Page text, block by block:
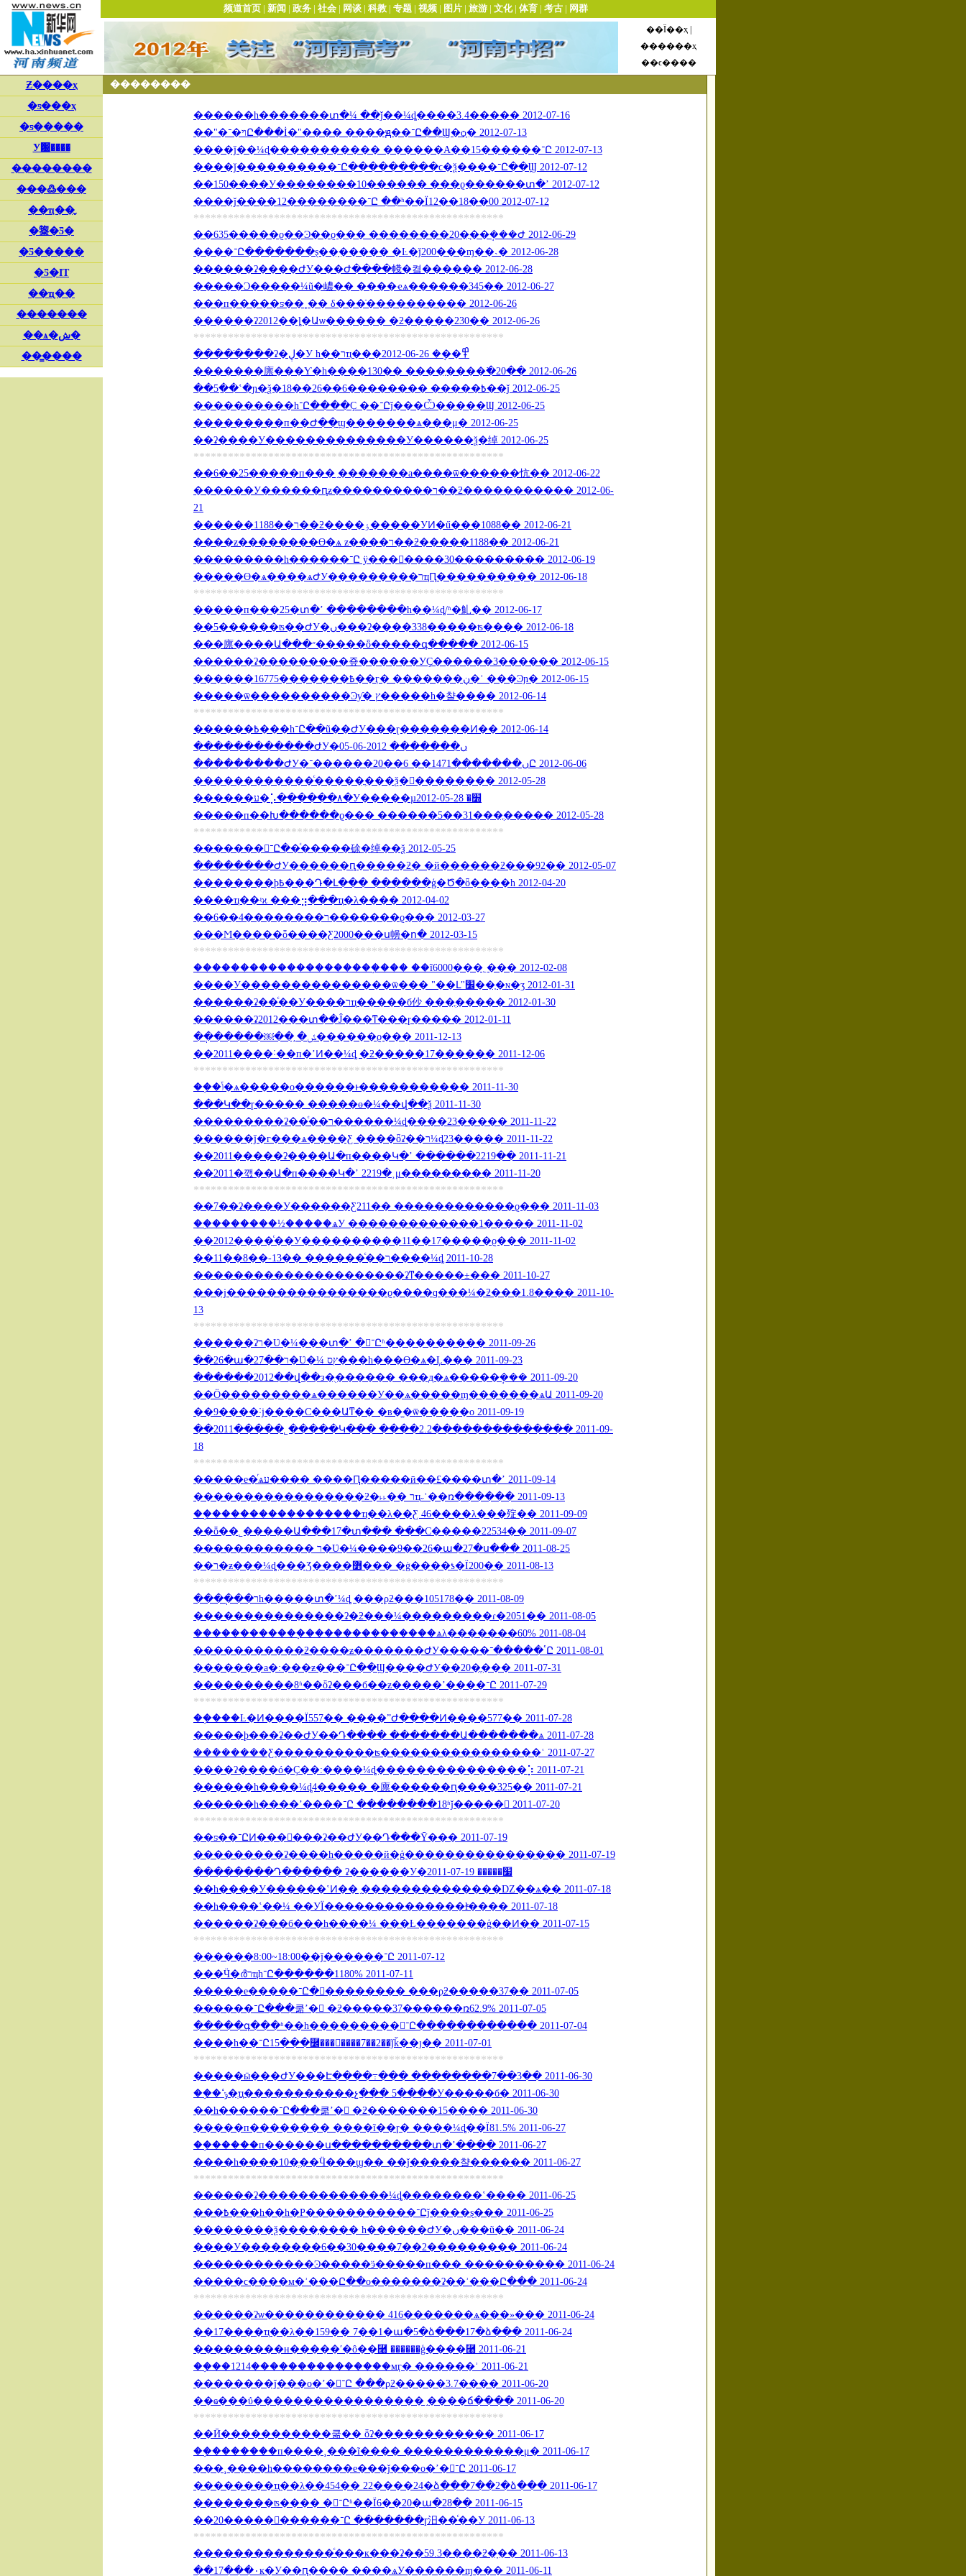
��������
������һ�������տ�¼ ��ǰ��¼ȡ����3.4����� 2012-07-16
��"�ױ�־Ը���İ�"���� ����ԭ��־Ը��Ϣ�ѻָ� 2012-07-13
����ǰ��¼ȡ����������� ������A��15������־Ը 2012-07-13
����ǰ����������־Ը���������ϲ�ѯ����־Ը��Ϣ 2012-07-12
��150����У��������10������ ���ϱ������տ�ʼ 2012-07-12
����ǰ����12��������־Ը ��ֹʱ��Ϊ12��18��00 2012-07-12
******************************************************
��635�����ϱ��Ͽ��ϱ��� ��������20�ֲ��ܱ���Ժ 2012-06-29
����־Ը�������ȿ��ָ����� �Ŀ�ǰ200���ɱ��˴� 2012-06-28
������ʡ����ԺУ���Ժ����帴�켴������ 2012-06-28
�����Ͻ�����¼ũ�嶩�� ����ҽѧ������345�� 2012-06-27
���п�����ƽ��˳�� δ���ֿ���������� 2012-06-26
������ʡ2012��ȴ�Աѡ������ �ƻ�����230�� 2012-06-26
******************************************************
�����ֺ���ʡ�ڸ�У һ��רҵ���߾��ܱ� 2012-06-26
�������廪���Ƴ�һ����130�� ����֣����߳�20�� 2012-06-26
��5�ַ�ʽ�ɲ�ѯ�߿����� ��������6��26��18��ǰ 2012-06-25
����������һ־Ը����Ҫ ��־Ըǰ���Ѽ�����Ϣ 2012-06-25
���������п��Ժ��ϣ�������ѧ���μ� 2012-06-25
��ʡ����У��������������У������ѯ�绰 2012-06-25
******************************************************
��6��25�����п��� ֣�������а����ѿ������忼�� 2012-06-22
������У������ԥƶ����������ר��ƻ����������� 2012-06-
21
������1188��ר��ƻ����ٶ�����УͶ�ű���1088�� 2012-06-21
����ƶ��������ϴ�ѧ ƶ����ר��ƻ�����1188�� 2012-06-21
���������һ������־Ը ÿ�������30��������� 2012-06-19
�����ϴ�ѧ����ѧԺУ���������רҵԤ���������� 2012-06-18
******************************************************
�����п���25�տ�ʼ ��������һ��¼ȡ/ʱ�䰲�� 2012-06-17
��5������ʦ��ԺУ�ں���ʡ����338�����ʦ���� 2012-06-18
���廪����Ա���״�����ȫ�����գ����� 2012-06-15
������ʡ���������죺������УҪ������3������ 2012-06-15
������16775�������߿��ӷ� �������ڹ�ʾ ���Ͽɲ� 2012-06-15
�����ѿ����������Ͽƴ� ץ�����һ�챨���� 2012-06-14
******************************************************
������߿���һ־Ը��ũ��ԺУ���ɽ�������Ͷ�� 2012-06-14
������������ԺУ�ں������� 2012-06-05
���������ԺУ�ں�������1471�� 6��20������־Ը 2012-06-06
������������ͨ�����ֳ���ѯ��������� 2012-05-28
������ע�⡡������۸�У�����µ׽�ֹ 2012-05-28
�����п��Խ������ϱ��� ������5��31���ֳ����� 2012-05-28
******************************************************
�������־Ը��ͨ�����硢�绰��ѯ 2012-05-25
��������ԺУ������ԥ�����ƻ� �й������ƻ���92�� 2012-05-07
��������ϸ߿���Դ�Լ��� ������ģ�Ծ�ȫ����һ 2012-04-20
����ҵ��ʵϰ ���⣲���ҵ�λ���� 2012-04-02
��ר��������4��6�������ϱ��� 2012-03-27
���Ϻ�����ȫ����Ƹ2000���ս㡢�ո� 2012-03-15
******************************************************
��������������������֣��� ��ĩ6000���˿��� 2012-02-08
����У���������������ѿ��� "��Լ"׼��֤�ɴ�ӡ 2012-01-31
������ʡ��ͨ��У����רҵ�����б仯 ���ֳ����� 2012-01-30
������ʡ2012���տ��Ĵ���ͳ���ɼ����� 2012-01-11
��ְ�����￼�� ֣�ݽ������ϱ��� 2011-12-13
��2011����˸��п�ʼͶ��¼ȡ �ƻ�����17������ 2011-12-06
******************************************************
��֣�ݴ�ѧ�����о������ͱ����������� 2011-11-30
���Կ��ɼ����� �����ɵ�¼��վ��ѯ 2011-11-30
���������ʡ��ͨ��ר������¼ȡ����23����� 2011-11-22
������ǰ�г���ѧ����Ƹ ����ȫʡ��ר¼ȡ23����� 2011-11-22
��2011�����ʡ����Ա�п����Կ�ʼ ������2219�� 2011-11-21
��2011�깫��Ա�п����Կ�ʼ 2219�˲μ��������� 2011-11-20
******************************************************
��7��ʡ����У������Ƹ211�� ������������ϱ��� 2011-11-03
��֣�������½�����ѧУ �������������1����� 2011-11-02
��2012����ͨ��У����������11��17�����ϱ��� 2011-11-02
��11��8��-13�� ������ͨ��ר����¼ȡ 2011-10-28
���������������������ʡͳ�����±��� 2011-10-27
���ϳ����������������ϱ����ɡ���¼�ƻ���1.8���� 2011-10-
13
******************************************************
������ʡר�Ʋ�¼���տ�ʼ �־Ըʱ���������� 2011-09-26
��26�ա�27��ר�Ʋ�¼ ץס���һ���ϴ�ѧ�Ļ��� 2011-09-23
������2012��վ��з�ֻ������ ���д�ѧ�����ܱ��� 2011-09-20
��Ӧ���������ѧ������У��ѧ�����ɱ�������ѧԱ 2011-09-20
��9����˸ϳ����Ϲ���Աͳ�� �в�̫�ѿ�����ο 2011-09-19
��2011�����˾�����Կ��� ����2.2�������������� 2011-09-
18
******************************************************
�����е�ͬѧע���� ����Ԥ�����ӣ��£����տ�ʼ 2011-09-14
�����������������ƻ�˫˫�� רҵ˶ʿ��ռ������ 2011-09-13
��֣����������������ҵ��λ��Ƹ 46����λ���㱨�� 2011-09-09
��ȫ��˾�����Ա���17�տ��� ���Ϲ�����22534�� 2011-09-07
������������ ר�Ʋ�¼����9��26�ա�27�ս��� 2011-08-25
��ר�ƶ���¼ȡ���Ʒ����߻��� �ġ����ƾ�Ϊ200�� 2011-08-13
******************************************************
����ְ��רһ�����տ�ʼ¼ȡ ���ϼƻ���105178�� 2011-08-09
���������������ʡ�ƻ���¼���������ɾ�2051�� 2011-08-05
������������֣��������������ѧλ�������60% 2011-08-04
�����������ƻ����ƶ�������ԺУ�����ٴ�����־Ը 2011-08-01
�������а�:���ƶ���־Ը��Ϣ����ԺУ��20�ֱ��� 2011-07-31
����������8ʱ��ȫʡ���б��ƶ�����ʼ����־Ը 2011-07-29
******************************************************
��֣���Ŀ�Ͷ����Ϊ557�� ����ˮԺ����Ͷ����577�� 2011-07-28
�����ϸ���ʡ��ԺУ��Դ���� �������Ա�������ѧ 2011-07-28
���ܳ�����Ƹ����������ʦ����������������ʿ 2011-07-27
����ʡ����ó�Ҫ��:����¼ȡ���������������⡱ 2011-07-21
������һ����¼ȡ4����� �廪������ԥ����325�� 2011-07-21
������һ����ʼ����־Ը ��������18ʱǰ����� 2011-07-20
******************************************************
��ƽ��־ԸͶ���󡡺���ʡ��ԺУ��Դ���Ȳ��� 2011-07-19
���������ʡ����һ�����й�ģ���������������� 2011-07-19
��������Դ������ ʡ������У�׷����� 2011-07-19
��һ����У������ʽͶ�� ֣��������������Ǳ��ѧ�� 2011-07-18
��һ����ʽ��¼ ��УΪ��������������ɫͨ���� 2011-07-18
������ʡ���б���һ����¼ ���Ƚ�������ģ��Ͷ�� 2011-07-15
******************************************************
������8:00~18:00��ǰ������־Ը 2011-07-12
���Ӵ�ർרҵһ־Ը������1180% 2011-07-11
�����е�����־Ը��������� ���ϼƻ�����37�� 2011-07-05
������־Ը���쿪ʼ� �ƻ�����37������ռ62.9% 2011-07-05
�����գ���ʱ��һ���������־Ը������������ 2011-07-04
����һ��־Ը15���࿼�������7��2��ǰǩ��ȷ�� 2011-07-01
******************************************************
�����ӹ���ԺУ���Է����߹��� ��������7��3�� 2011-06-30
��֣�ݸߵ�ְҵ�����������չ��� 5����У�����б� 2011-06-30
��һ������־Ը���쿪ʼ� �ƻ�������15���� 2011-06-30
�����п�������� ����ĩ��ɼ� ����¼ȡ��Ϊ81.5% 2011-06-27
��֣�����п������ս����������տ�ʼ���� 2011-06-27
����һ����10�ֱ��Ӵ���ϣ�� ��ǰ�����챨������ 2011-06-27
******************************************************
������ʡ�������������¼ȡ��������ʽ���� 2011-06-25
���߿���һ��һ�Ρ�����������־Ըǰ����ȿ��� 2011-06-25
��������ѯ����֣���� һ������ԺУ�ں���ũ�� 2011-06-24
����У��������6��30����7��2��������� 2011-06-24
������������Ͽ�����ӭ�����п��� ���������� 2011-06-24
�����ϲ����м�ʾ���Ը��о�������ʡ��ʾ���Ը��� 2011-06-24
******************************************************
������ʡѡ������������ 416�������ѧ���»��� 2011-06-24
��17����ҵ��λ��159�� 7��1�ա�5�ձ���17�ձ��� 2011-06-24
���������н�����ʹ�ô��⿨ ������ģ����⿨ 2011-06-21
��֣��1214���������������мӷ� ������ʾ 2011-06-21
��������ǰ���ο�ʼ�־Ը ���ϼƻ�����3.7���� 2011-06-20
��ҩ���ΰ����������������� ֣����ճ���� 2011-06-20
******************************************************
��Ӣ�����������쿪�� ȫʡ������������ 2011-06-17
��֣�������п����¸���ĩ���� ������������μ� 2011-06-17
���¸����һ��������е���ǰ���ο�ʼ�־Ը 2011-06-17
��������ҵ��λ��454�� 22����24�ձ���7��2�ձ��� 2011-06-17
��������ʦ���� �־Ըʱ��Ϊ6��20�ա�28�� 2011-06-15
��20�����������־Ը �������ɼ汨��ͨ��У 2011-06-13
******************************************************
��������������ͨ���к���ʡ��59.3����ƻ�ָ�� 2011-06-13
��17���۰ĸ�У��ԥ���� ����ѧУ������ɱ��� 2011-06-11